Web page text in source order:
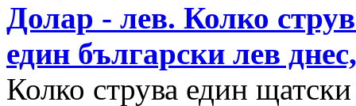
Долар - лев. Колко
един български лев
Колко струва един